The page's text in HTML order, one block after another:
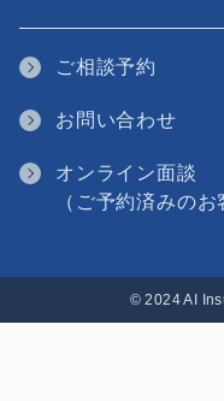
ご相談予約
お問い合わせ
オンライン面談
（ご予約済みのお
© 2024 AI